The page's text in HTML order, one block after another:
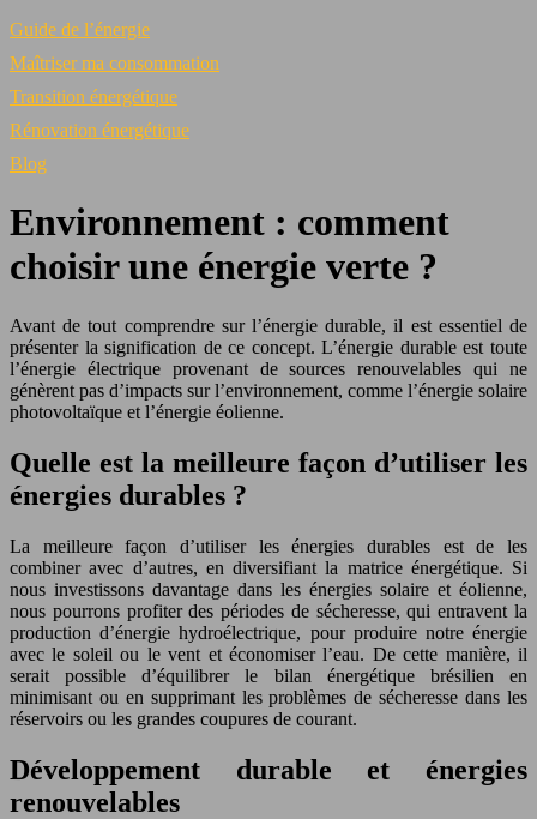
Guide de l’énergie
Maîtriser ma consommation
Transition énergétique
Rénovation énergétique
Blog
Environnement : comment
choisir une énergie verte ?
Avant de tout comprendre sur l’énergie durable, il est essentiel de
présenter la signification de ce concept. L’énergie durable est toute
l’énergie électrique provenant de sources renouvelables qui ne
génèrent pas d’impacts sur l’environnement, comme l’énergie solaire
photovoltaïque et l’énergie éolienne.
Quelle est la meilleure façon d’utiliser les
énergies durables ?
La meilleure façon d’utiliser les énergies durables est de les
combiner avec d’autres, en diversifiant la matrice énergétique. Si
nous investissons davantage dans les énergies solaire et éolienne,
nous pourrons profiter des périodes de sécheresse, qui entravent la
production d’énergie hydroélectrique, pour produire notre énergie
avec le soleil ou le vent et économiser l’eau. De cette manière, il
serait possible d’équilibrer le bilan énergétique brésilien en
minimisant ou en supprimant les problèmes de sécheresse dans les
réservoirs ou les grandes coupures de courant.
Développement durable et énergies
renouvelables